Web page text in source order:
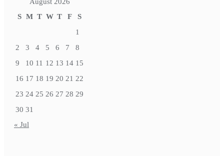
S M T W T F
S
1
2
3 4 5 6 7
8
9
10 11 12 13 14 15
16 17 18 19 20 21 22
23 24 25 26 27 28 29
30 31
« Jul